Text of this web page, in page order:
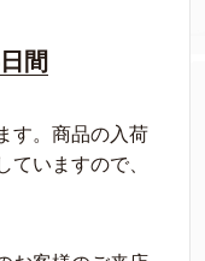
間
す。商品の入荷
ていますので、